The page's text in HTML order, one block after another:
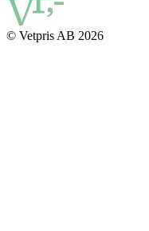
© Vetpris AB 2026